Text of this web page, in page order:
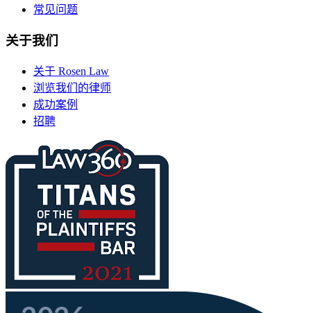
常见问题
关于我们
关于 Rosen Law
浏览我们的律师
成功案例
招聘